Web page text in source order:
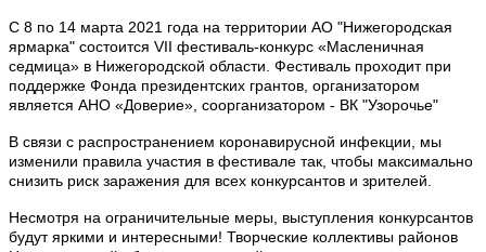
С 8 по 14 марта 2021 года на территории АО "Нижегородская
ярмарка" состоится VII фестиваль-конкурс «Масленичная
седмица» в Нижегородской области. Фестиваль проходит при
поддержке Фонда президентских грантов, организатором
является АНО «Доверие», соорганизатором - ВК "Узорочье"
В связи с распространением коронавирусной инфекции, мы
изменили правила участия в фестивале так, чтобы максимально
снизить риск заражения для всех конкурсантов и зрителей.
Несмотря на ограничительные меры, выступления конкурсантов
будут яркими и интересными! Творческие коллективы районов